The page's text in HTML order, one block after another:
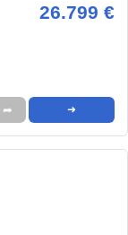
26.799 €
➦ ➜